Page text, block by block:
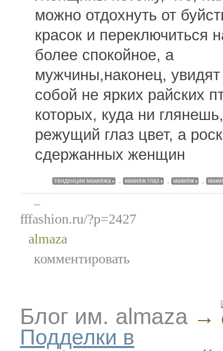
можно отдохнуть от
красок и переключиться
более спокойное, а
мужчины,наконец,
собой не ярких райских
которых, куда ни
режущий глаз цвет, а
сдержанных женщин
тенденции макияжа , макияж глаз , макияж ,
—
fffashion.ru/?p=2427
almaza
комментировать
Блог им. almaza →
Подделки в